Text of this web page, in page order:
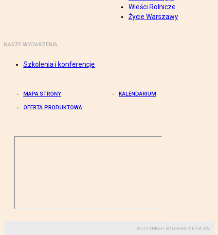
Wieści Rolnicze
Życie Warszawy
NASZE WYDARZENIA
Szkolenia i konferencje
MAPA STRONY KALENDARIUM
OFERTA PRODUKTOWA
© COPYRIGHT BY GREMI MEDIA SA